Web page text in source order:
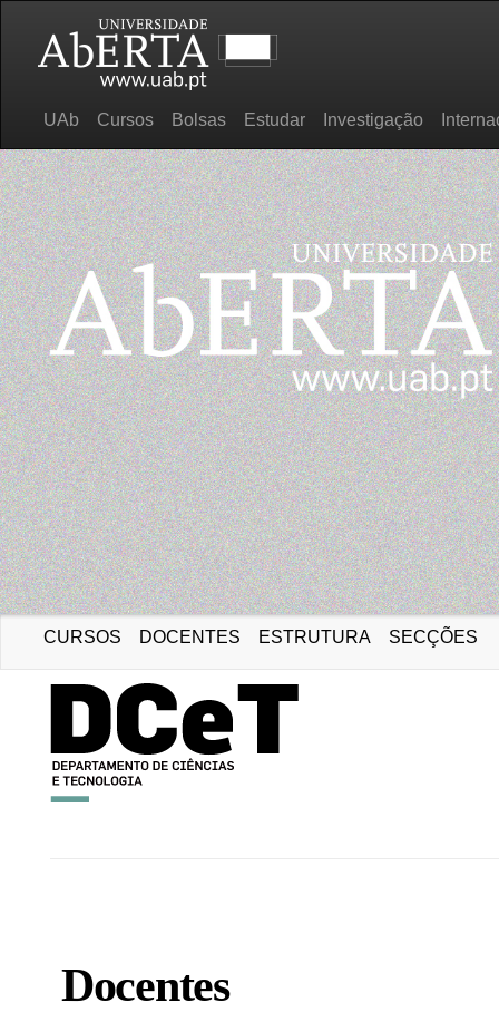
UAb Cursos Bolsas Estudar Investigação
CURSOS DOCENTES ESTRUTURA SECÇÕES
Docentes